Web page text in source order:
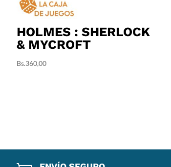
HOLMES : SHERLOCK
& MYCROFT
Bs.360,00